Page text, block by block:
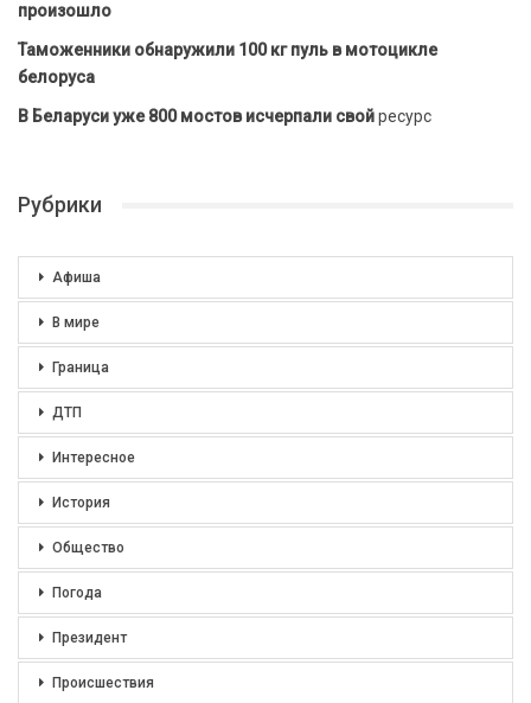
произошло
Таможенники обнаружили 100 кг пуль в мотоцикле
белоруса
В Беларуси уже 800 мостов исчерпали свойресурс
Рубрики
Афиша
В мире
Граница
ДТП
Интересное
История
Общество
Погода
Президент
Происшествия